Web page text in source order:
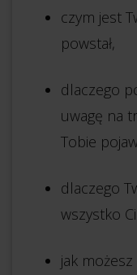
czym jest
powstał,
dlaczego
uwagę na
Tobie
dlaczego
wszystko
jak